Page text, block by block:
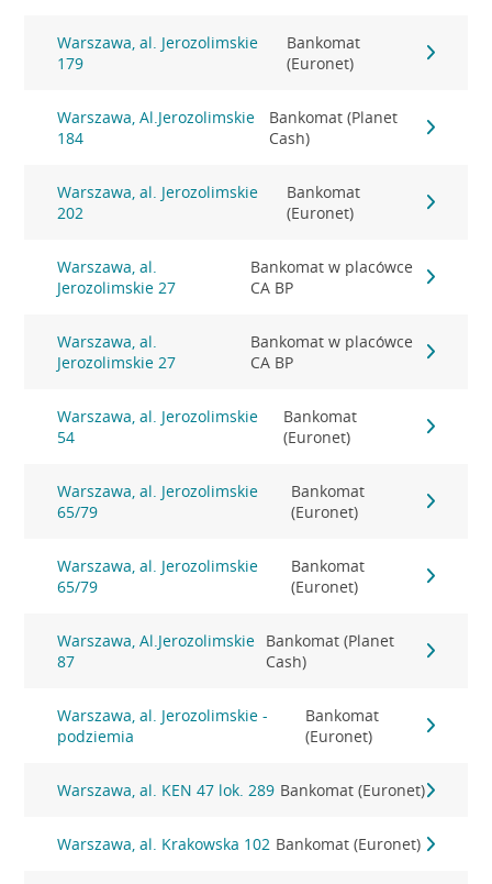
Warszawa, al. Jerozolimskie
179
Bankomat
(Euronet)
Warszawa, Al.Jerozolimskie
184
Bankomat (Planet
Cash)
Warszawa, al. Jerozolimskie
202
Bankomat
(Euronet)
Warszawa, al.
Jerozolimskie 27
Bankomat w placówce
CA BP
Warszawa, al.
Jerozolimskie 27
Bankomat w placówce
CA BP
Warszawa, al. Jerozolimskie
54
Bankomat
(Euronet)
Warszawa, al. Jerozolimskie
65/79
Bankomat
(Euronet)
Warszawa, al. Jerozolimskie
65/79
Bankomat
(Euronet)
Warszawa, Al.Jerozolimskie
87
Bankomat (Planet
Cash)
Warszawa, al. Jerozolimskie -
podziemia
Bankomat
(Euronet)
Warszawa, al. KEN 47 lok. 289 Bankomat (Euronet)
Warszawa, al. Krakowska 102 Bankomat (Euronet)